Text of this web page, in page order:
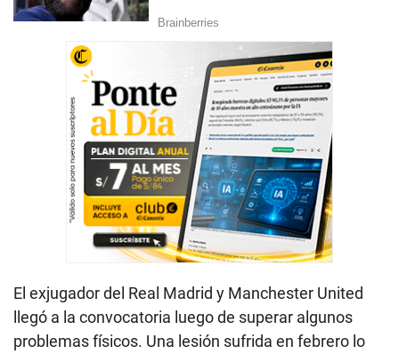
El exjugador del Real Madrid y Manchester United
llegó a la convocatoria luego de superar algunos
problemas físicos. Una lesión sufrida en febrero lo